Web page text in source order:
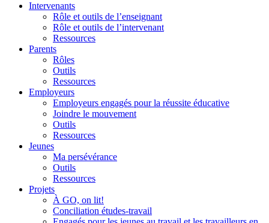
Intervenants
Rôle et outils de l’enseignant
Rôle et outils de l’intervenant
Ressources
Parents
Rôles
Outils
Ressources
Employeurs
Employeurs engagés pour la réussite éducative
Joindre le mouvement
Outils
Ressources
Jeunes
Ma persévérance
Outils
Ressources
Projets
À GO, on lit!
Conciliation études-travail